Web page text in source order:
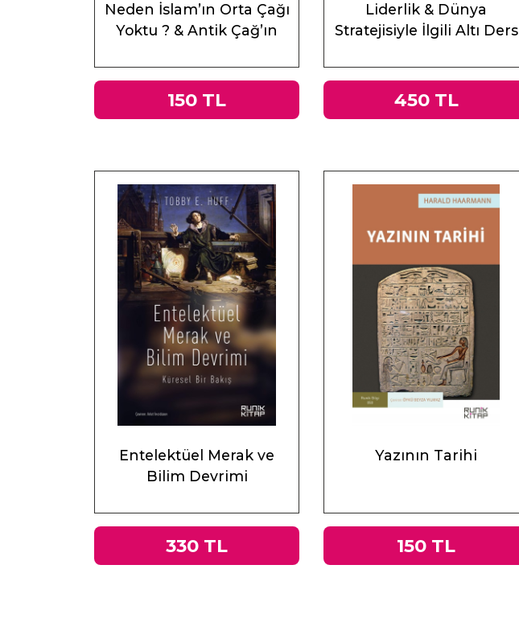
Neden İslam’ın Orta Çağı
Yoktu ? & Antik Çağ’ın
150 TL
Liderlik & Dünya
Stratejisiyle İlgili Altı Ders
450 TL
Entelektüel Merak ve
Bilim Devrimi
330 TL
Yazının Tarihi
150 TL